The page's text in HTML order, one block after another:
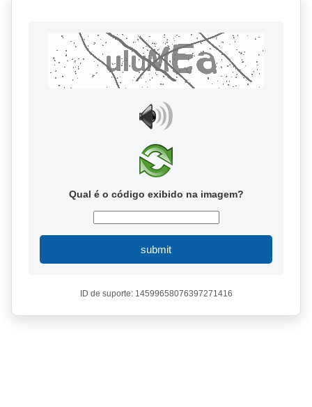
Qual é o código exibido na imagem?
submit
ID de suporte: 14599658076397271416